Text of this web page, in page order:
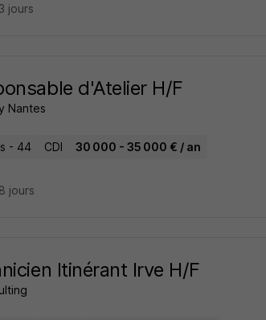
jours
d'Atelier H/F
Nantes
- 44 CDI 30 000 - 35 000 € / an
jours
Itinérant Irve H/F